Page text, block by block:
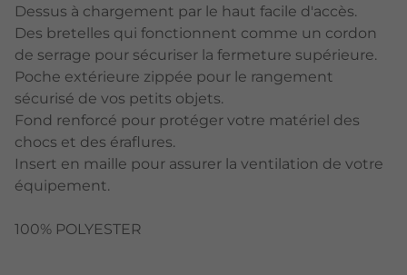
Dessus à chargement par le haut facile d'accès.
Des bretelles qui fonctionnent comme un cordon
de serrage pour sécuriser la fermeture supérieure.
Poche extérieure zippée pour le rangement
sécurisé de vos petits objets.
Fond renforcé pour protéger votre matériel des
chocs et des éraflures.
Insert en maille pour assurer la ventilation de votre
équipement.
100% POLYESTER